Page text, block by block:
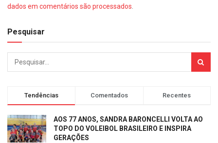
dados em comentários são processados
Pesquisar
Tendências Comentados Recentes
AOS 77 ANOS, SANDRA BARONCELLI VOLTA AO
TOPO DO VOLEIBOL BRASILEIRO E INSPIRA
GERAÇÕES